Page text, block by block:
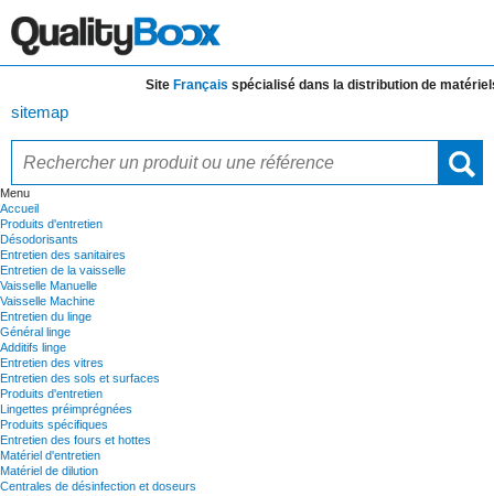
SiteFrançaisspécialisé dans la distribution dematériels
sitemap
Menu
Accueil
Produits d'entretien
Désodorisants
Entretien des sanitaires
Entretien de la vaisselle
Vaisselle Manuelle
Vaisselle Machine
Entretien du linge
Général linge
Additifs linge
Entretien des vitres
Entretien des sols et surfaces
Produits d'entretien
Lingettes préimprégnées
Produits spécifiques
Entretien des fours et hottes
Matériel d'entretien
Matériel de dilution
Centrales de désinfection et doseurs